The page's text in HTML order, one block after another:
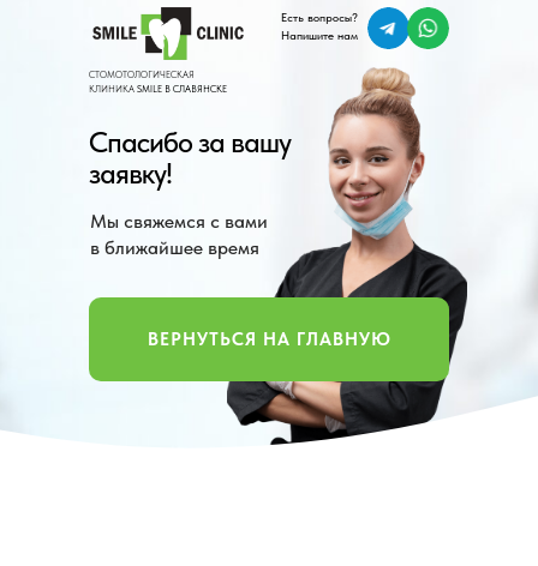
СТОМОТОЛОГИЧЕСКАЯ
КЛИНИКА SMILE В СЛАВЯНСКЕ
ВЕРНУТЬСЯ НА ГЛАВНУЮ
Мы свяжемся с вами
в ближайшее время
Спасибо за вашу
заявку!
Есть вопросы?
Напишите нам